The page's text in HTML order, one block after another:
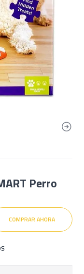
Perro
COMPRAR AHORA